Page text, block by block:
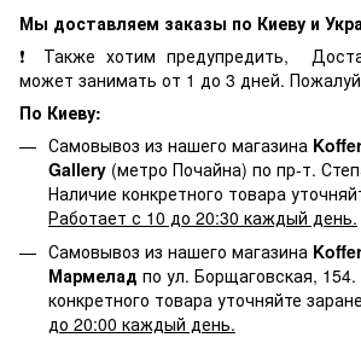
Мы доставляем заказы по Киеву и
❗ Также хотим предупредить,
может занимать от 1 до 3 дней.
По Киеву:
Самовывоз из нашего магазина
Gallery (метро Почайна) по пр-т.
Наличие конкретного товара
Работает с 10 до 20:30 каждый день.
Самовывоз из нашего магазина
Мармелад по ул. Борщаговская,
конкретного товара уточняйте
до 20:00 каждый день.